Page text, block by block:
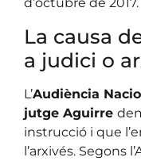
d’octubre de 2017.
La causa
a judici o
L’Audiència
jutge Aguirre
instrucció i que
l’arxivés. Segons